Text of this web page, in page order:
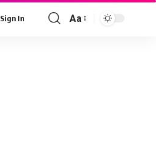
Sign In
Font
Aa